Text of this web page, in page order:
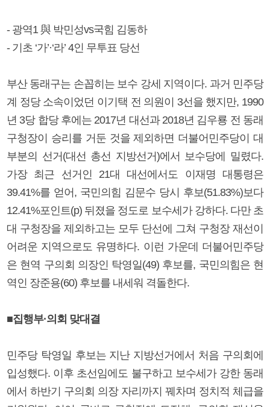
- 광역1 與 박민성vs국힘 김동하
- 기초 ‘가’·‘라’ 4인 무투표 당선
부산 동래구는 손꼽히는 보수 강세 지역이다. 과거 민주당
계 정당 소속이었던 이기택 전 의원이 3선을 했지만, 1990
년 3당 합당 후에는 2017년 대선과 2018년 김우룡 전 동래
구청장이 승리를 거둔 것을 제외하면 더불어민주당이 대
부분의 선거(대선 총선 지방선거)에서 보수당에 밀렸다.
가장 최근 선거인 21대 대선에서도 이재명 대통령은
39.41%를 얻어, 국민의힘 김문수 당시 후보(51.83%)보다
12.41%포인트(p) 뒤졌을 정도로 보수세가 강하다. 다만 초
대 구청장을 제외하고는 모두 단선에 그쳐 구청장 재선이
어려운 지역으로도 유명하다. 이런 가운데 더불어민주당
은 현역 구의회 의장인 탁영일(49) 후보를, 국민의힘은 현
역인 장준용(60) 후보를 내세워 격돌한다.
■집행부·의회 맞대결
민주당 탁영일 후보는 지난 지방선거에서 처음 구의회에
입성했다. 이후 초선임에도 불구하고 보수세가 강한 동래
에서 하반기 구의회 의장 자리까지 꿰차며 정치적 체급을